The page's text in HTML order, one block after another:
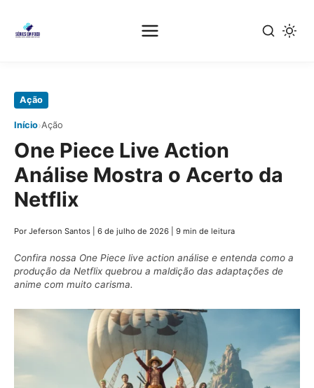
Pular
conteúdo
principal
Ação
Início›Ação
One Piece Live Action
Análise Mostra o Acerto da
Netflix
Por Jeferson Santos 6 de julho de 2026 9 min de leitura
Confira nossa One Piece live action análise e entenda como a
produção da Netflix quebrou a maldição das adaptações de
anime com muito carisma.